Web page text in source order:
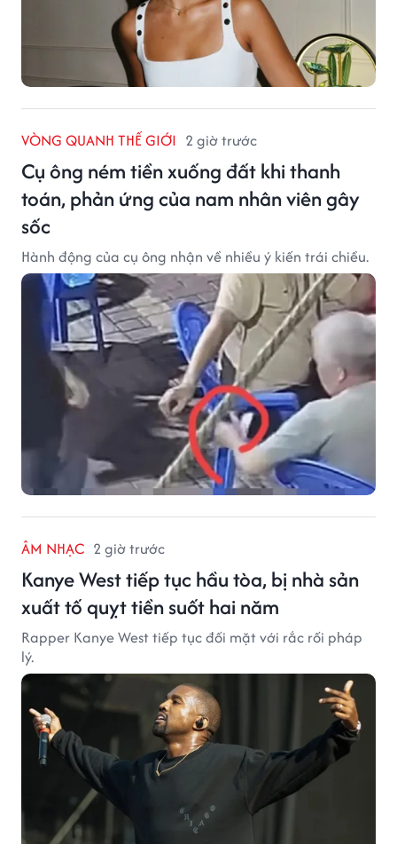
VÒNG QUANH THẾ GIỚI 2 giờ trước
Cụ ông ném tiền xuống đất khi thanh
toán, phản ứng của nam nhân viên gây
sốc
Hành động của cụ ông nhận về nhiều ý kiến trái chiều.
ÂM NHẠC 2 giờ trước
Kanye West tiếp tục hầu tòa, bị nhà sản
xuất tố quỵt tiền suốt hai năm
Rapper Kanye West tiếp tục đối mặt với rắc rối pháp
lý.